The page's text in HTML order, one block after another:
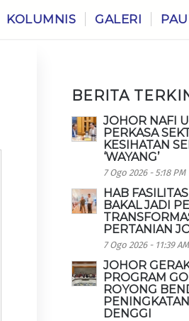
KOLUMNIS GALERI
BERITA
JOHOR NAFI
PERKASA
KESIHATAN
‘WAYANG’
7 Ogo 2026 - 5:18 PM
HAB
BAKAL JADI
PERTANIAN
7 Ogo 2026 - 11:39 AM
JOHOR
PROGRAM
ROYONG
DENGGI